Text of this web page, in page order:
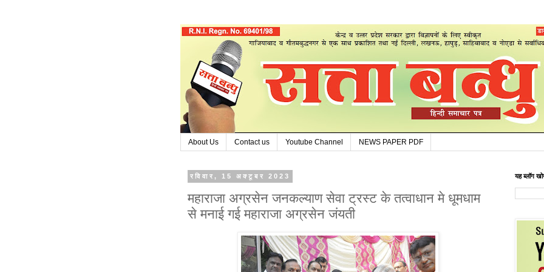
About Us Contact us Youtube Channel NEWS PAPER PDF
रविवार, 15 अक्टूबर 2023
महाराजा अग्रसेन जनकल्याण सेवा ट्रस्ट के तत्वाधान मे धूमधाम
से मनाई गई महाराजा अग्रसेन जंयती
यह ब्लॉग